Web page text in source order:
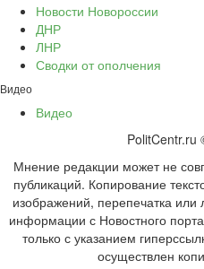
Новости Новороссии
ДНР
ЛНР
Сводки от ополчения
Видео
Видео
PolitCentr.ru
Мнение редакции может не
публикаций. Копирование
изображений, перепечатка
информации с Новостного
только с указанием
осуществлен